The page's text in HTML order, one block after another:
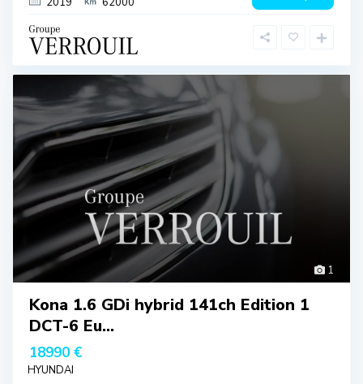
1
Kona 1.6 GDi hybrid 141ch Edition 1
DCT-6 Eu...
18990 €
HYUNDAI